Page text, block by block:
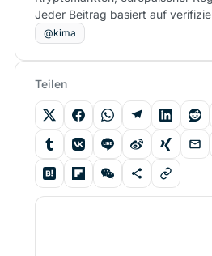
Jeder Beitrag basiert auf
@kima
Teilen